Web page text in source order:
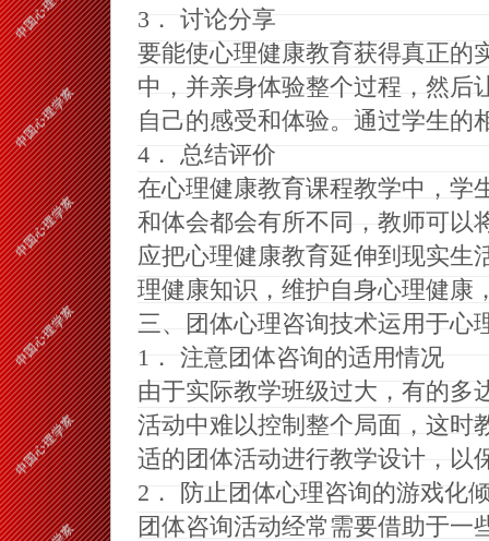
3 ． 讨论分享
要能使心理健康教育获得真正的
中，并亲身体验整个过程，然后
自己的感受和体验。 通过学生的
4． 总结评价
在心理健康教育课程教学中，学
和体会都会有所不同，教师可以
应把心理健康教育延伸到现实生
理健康知识，维护自身心理健康
三、
团体心理咨询技术运用于心
1 ． 注意团体咨询的适用情况
由于实际教学班级过大，有的多
活动中难以控制整个局面，这时
适的团体活动进行教学设计，以
2 ．
防止团体心理咨询的游戏化
团体咨询活动经常需要借助于一